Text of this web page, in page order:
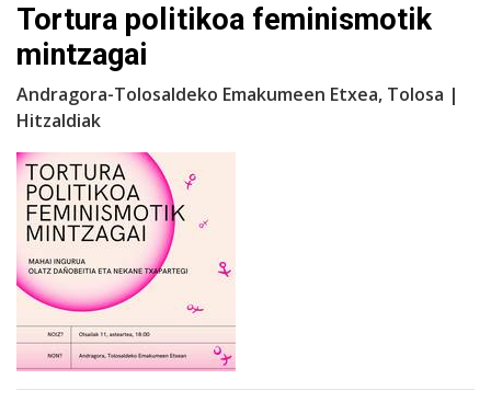
Tortura politikoa feminismotik
mintzagai
Andragora-Tolosaldeko Emakumeen Etxea, Tolosa |
Hitzaldiak